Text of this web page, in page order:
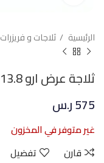
الرئيسية ثلاجات و فريزرات
ثلاجة عرض ارو 13.8 قدم – اسود
575ر.س
غير متوفر في المخزون
قارن
تفضيل